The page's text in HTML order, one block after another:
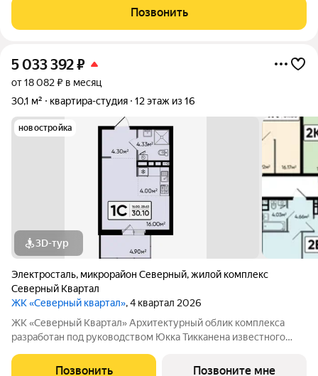
использовать. В квартире можно провести коммуникации и
перевести ее в жилую, сейчас сан узла и
Позвонить
5 033 392₽
от 18 082 ₽ в месяц
30,1 м²
квартира-студия 12 этаж из 16
новостройка
3D-тур
Электросталь, микрорайон Северный,жилой комплекс
Северный Квартал
ЖК «Северный квартал», 4 квартал 2026
ЖК «Северный Квартал» Архитектурный облик комплекса
разработан под руководством Юкка Тикканена известного
сочетании современного дизайна и северной эстетики. В
Позвонить Позвоните мне